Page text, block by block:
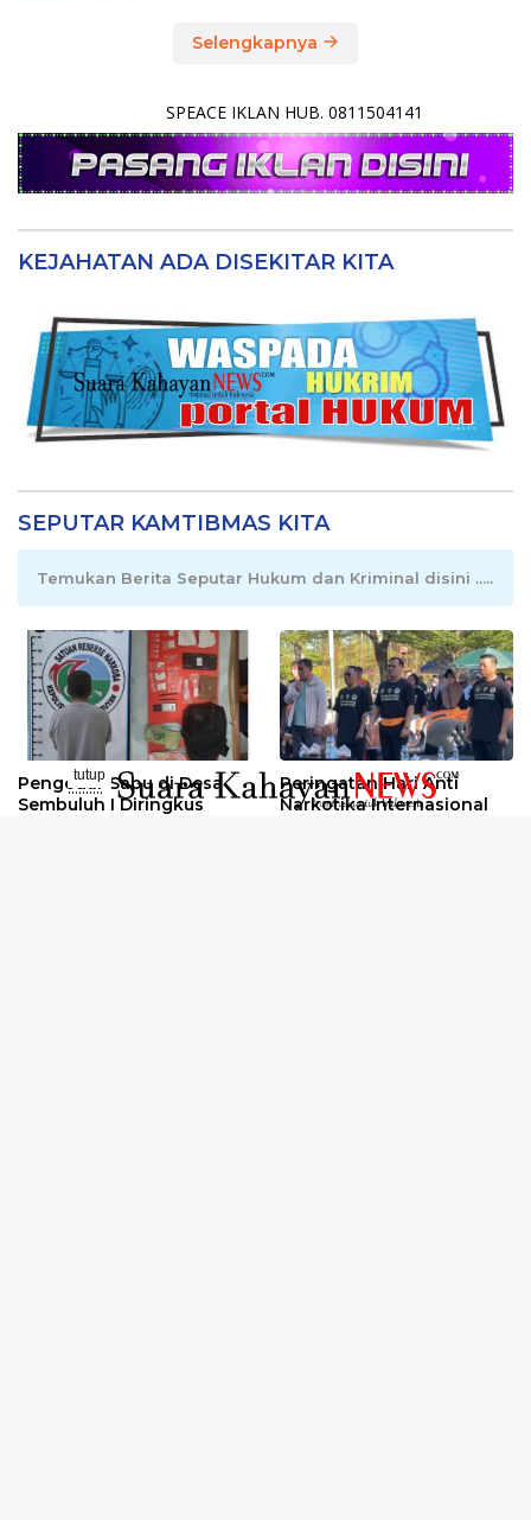
Selengkapnya
SPEACE IKLAN HUB. 0811504141
KEJAHATAN ADA DISEKITAR KITA
SEPUTAR KAMTIBMAS KITA
Temukan Berita Seputar Hukum dan Kriminal disini .....
Pengedar Sabu di Desa
Sembuluh I Diringkus
Peringatan Hari Anti
Narkotika Internasional
tutup
..........